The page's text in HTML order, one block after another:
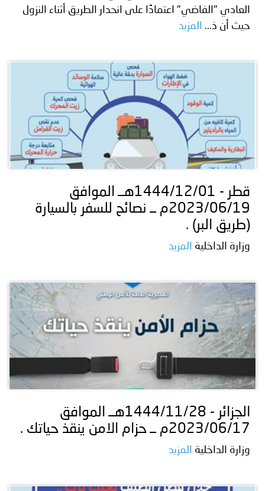
العادي "الفاضي" اعتمادًا على انحدار الطريق أثناء النزول
حيث أن ذ...
المزيد
قطر - 1444/12/01هــ الموافق
2023/06/19م ــ نصائح للسفر بالسيارة
(طريق البر) .
وزارة الداخلية المزيد
الجزائر - 1444/11/28هــ الموافق
2023/06/17م ــ حزام الامن ينقذ حياتك .
وزارة الداخلية المزيد